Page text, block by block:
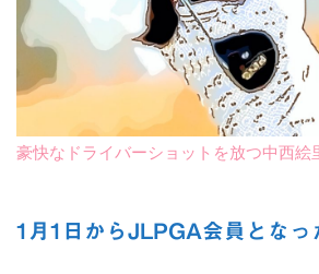
豪快なドライバーショットを放つ中西絵
1月1日からJLPGA会員となっ